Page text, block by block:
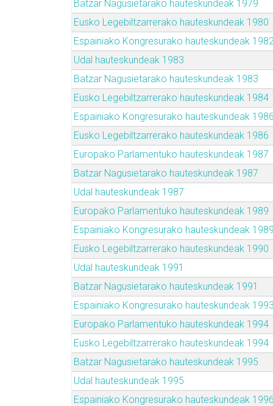
Batzar Nagusietarako hauteskundeak 1979
Eusko Legebiltzarrerako hauteskundeak 1980
Espainiako Kongresurako hauteskundeak 1982
Udal hauteskundeak 1983
Batzar Nagusietarako hauteskundeak 1983
Eusko Legebiltzarrerako hauteskundeak 1984
Espainiako Kongresurako hauteskundeak 1986
Eusko Legebiltzarrerako hauteskundeak 1986
Europako Parlamentuko hauteskundeak 1987
Batzar Nagusietarako hauteskundeak 1987
Udal hauteskundeak 1987
Europako Parlamentuko hauteskundeak 1989
Espainiako Kongresurako hauteskundeak 1989
Eusko Legebiltzarrerako hauteskundeak 1990
Udal hauteskundeak 1991
Batzar Nagusietarako hauteskundeak 1991
Espainiako Kongresurako hauteskundeak 1993
Europako Parlamentuko hauteskundeak 1994
Eusko Legebiltzarrerako hauteskundeak 1994
Batzar Nagusietarako hauteskundeak 1995
Udal hauteskundeak 1995
Espainiako Kongresurako hauteskundeak 1996